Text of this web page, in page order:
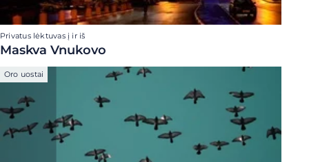
Privatus lėktuvas į ir iš
Maskva Vnukovo
Oro uostai